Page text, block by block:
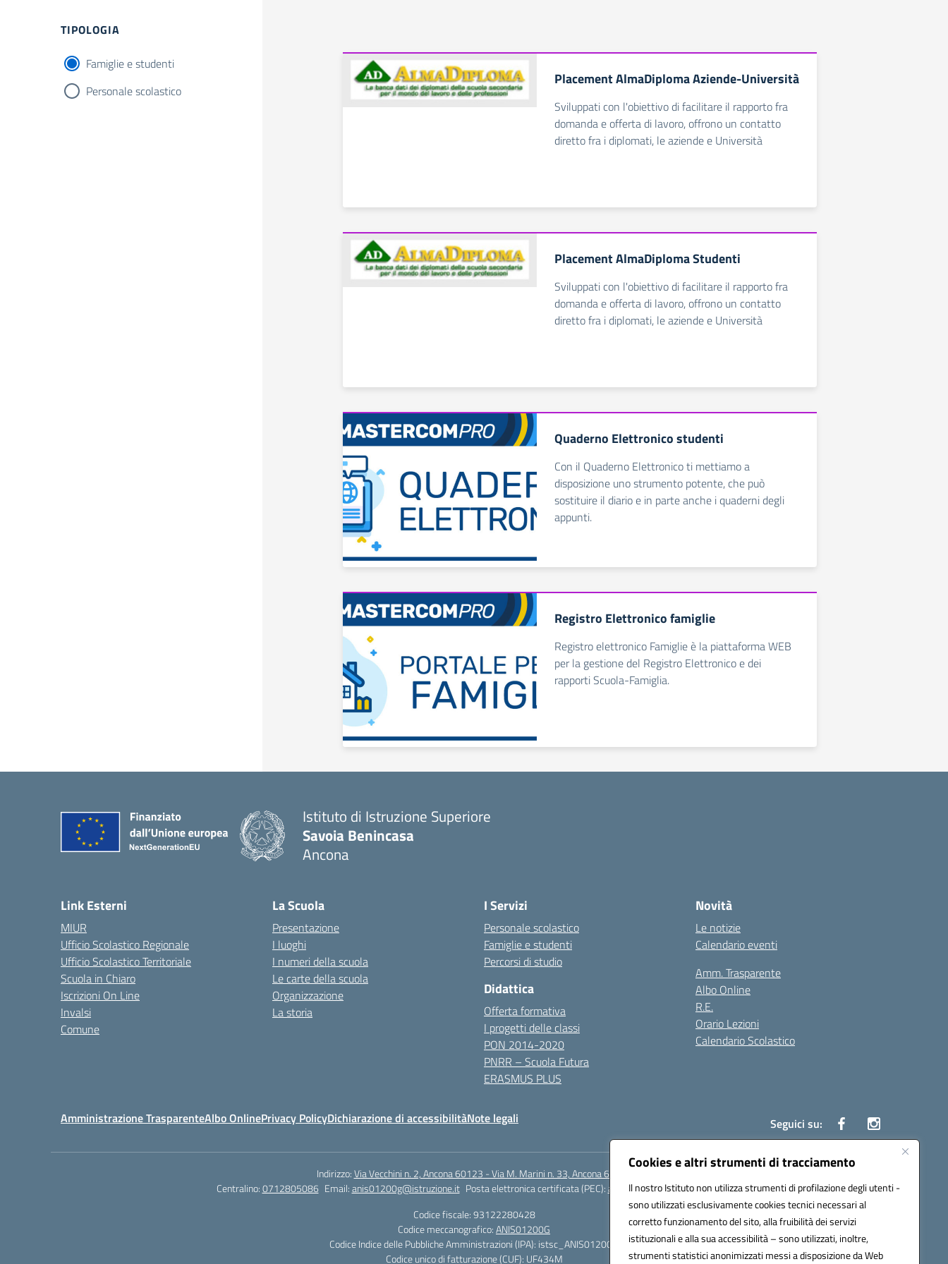
Cookies e altri strumenti di tracciamento
Il nostro Istituto non utilizza strumenti di profilazione degli utenti -
sono utilizzati esclusivamente cookies tecnici necessari al
corretto funzionamento del sito, alla fruibilità dei servizi
istituzionali e alla sua accessibilità – sono utilizzati, inoltre,
strumenti statistici anonimizzati messi a disposizione da Web
Filtri
TIPOLOGIA
Famiglie e studenti
Personale scolastico
Placement AlmaDiploma Aziende-Università
Sviluppati con l'obiettivo di facilitare il rapporto fra
domanda e offerta di lavoro, offrono un contatto
diretto fra i diplomati, le aziende e Università
Placement AlmaDiploma Studenti
Sviluppati con l'obiettivo di facilitare il rapporto fra
domanda e offerta di lavoro, offrono un contatto
diretto fra i diplomati, le aziende e Università
Quaderno Elettronico studenti
Con il Quaderno Elettronico ti mettiamo a
disposizione uno strumento potente, che può
sostituire il diario e in parte anche i quaderni degli
appunti.
Registro Elettronico famiglie
Registro elettronico Famiglie è la piattaforma WEB
per la gestione del Registro Elettronico e dei
rapporti Scuola-Famiglia.
Istituto di Istruzione Superiore
Savoia Benincasa
Ancona
Link Esterni
MIUR
Ufficio Scolastico Regionale
Ufficio Scolastico Territoriale
Scuola in Chiaro
Iscrizioni On Line
Invalsi
Comune
La Scuola
Presentazione
I luoghi
I numeri della scuola
Le carte della scuola
Organizzazione
La storia
I Servizi
Personale scolastico
Famiglie e studenti
Percorsi di studio
Didattica
Offerta formativa
I progetti delle classi
PON 2014-2020
PNRR – Scuola Futura
ERASMUS PLUS
Novità
Le notizie
Calendario eventi
Amm. Trasparente
Albo Online
R.E.
Orario Lezioni
Calendario Scolastico
Amministrazione TrasparenteAlbo OnlinePrivacy PolicyDichiarazione di accessibilitàNote legali Seguici su:
Indirizzo:Via Vecchini n. 2, Ancona 60123 - Via M. Marini n. 33, Ancona 60129
Centralino:0712805086 Email:anis01200g@istruzione.it Posta elettronica certificata (PEC):anis01200g@pec.istruzione.it
Codice fiscale: 93122280428
Codice meccanografico:ANIS01200G
Codice Indice delle Pubbliche Amministrazioni (IPA): istsc_ANIS01200G
Codice unico di fatturazione (CUF): UF434M